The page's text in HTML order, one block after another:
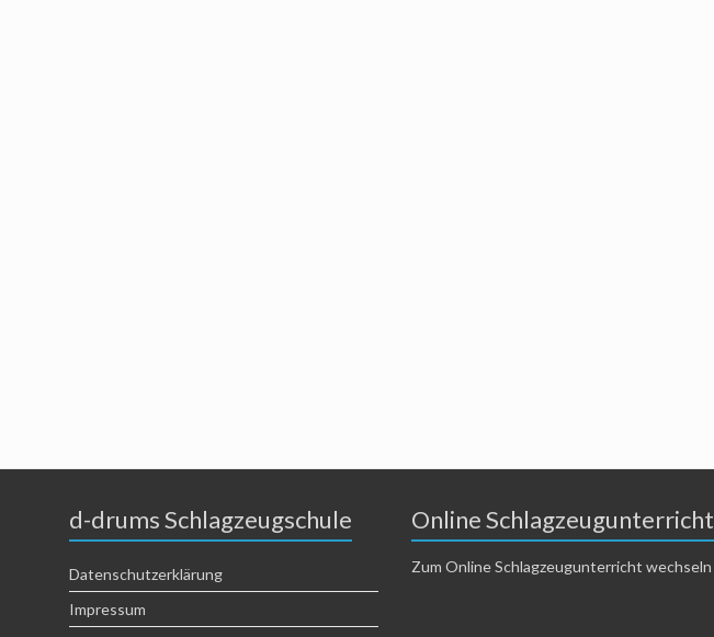
d-drums Schlagzeugschule
Datenschutzerklärung
Impressum
Online Schlagzeugunterricht
Zum Online Schlagzeugunterricht wechseln